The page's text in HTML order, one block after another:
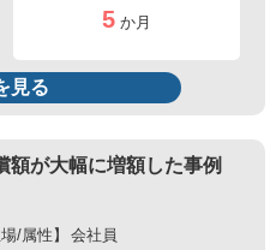
5 か月
見る
額が大幅に増額した事例
場/属性】 会社員